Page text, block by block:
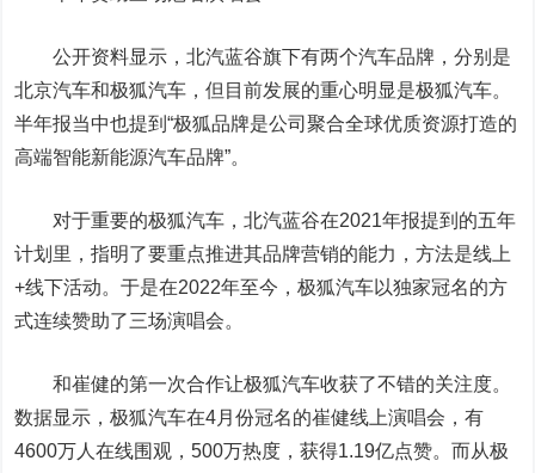
公开资料显示，北汽蓝谷旗下有两个汽车品牌，分别是
北京汽车和极狐汽车，但目前发展的重心明显是极狐汽车。
半年报当中也提到“极狐品牌是公司聚合全球优质资源打造的
高端智能新能源汽车品牌”。
对于重要的极狐汽车，北汽蓝谷在2021年报提到的五年
计划里，指明了要重点推进其品牌营销的能力，方法是线上
+线下活动。于是在2022年至今，极狐汽车以独家冠名的方
式连续赞助了三场演唱会。
和崔健的第一次合作让极狐汽车收获了不错的关注度。
数据显示，极狐汽车在4月份冠名的崔健线上演唱会，有
4600万人在线围观，500万热度，获得1.19亿点赞。而从极